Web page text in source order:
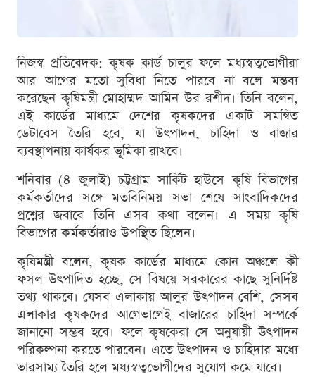
নিজস্ব প্রতিবেদক: কৃষক কার্ড চালুর ফলে মধ্যস্বত্বভোগীরা
আর আগের মতো সুবিধা নিতে পারবে না বলে মন্তব্য
করেছেন কৃষিমন্ত্রী মোহাম্মদ আমিন উর রশীদ। তিনি বলেন,
এই কার্ডের মাধ্যমে দেশের কৃষকদের একটি সমন্বিত
ডেটাবেস তৈরি হবে, যা উৎপাদন, চাহিদা ও বাজার
ব্যবস্থাপনায় কার্যকর ভূমিকা রাখবে।
শনিবার (৪ জুলাই) চট্টগ্রাম সার্কিট হাউসে কৃষি বিভাগের
কর্মকর্তাদের সঙ্গে মতবিনিময় সভা শেষে সাংবাদিকদের
প্রশ্নের জবাবে তিনি এসব কথা বলেন। এ সময় কৃষি
বিভাগের কর্মকর্তারাও উপস্থিত ছিলেন।
কৃষিমন্ত্রী বলেন, কৃষক কার্ডের মাধ্যমে কোন অঞ্চলে কী
ফসল উৎপাদিত হচ্ছে, সে বিষয়ে সরকারের কাছে সুনির্দিষ্ট
তথ্য থাকবে। যেসব এলাকায় আলুর উৎপাদন বেশি, সেসব
এলাকার কৃষকদের আগেভাগেই বাজারের চাহিদা সম্পর্কে
জানানো সম্ভব হবে। ফলে কৃষকেরা সে অনুযায়ী উৎপাদন
পরিকল্পনা করতে পারবেন। এতে উৎপাদন ও চাহিদার মধ্যে
ভারসাম্য তৈরি হলে মধ্যস্বত্বভোগীদের সুযোগ কমে যাবে।